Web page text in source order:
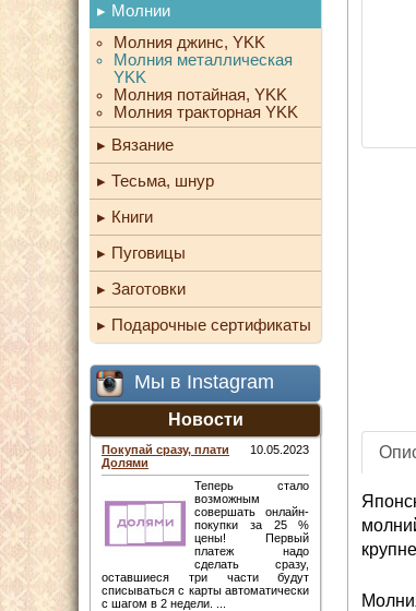
Молнии
Молния джинс, YKK
Молния металлическая
YKK
Молния потайная, YKK
Молния тракторная YKK
Вязание
Тесьма, шнур
Книги
Пуговицы
Заготовки
Подарочные сертификаты
Мы в Instagram
Новости
Покупай сразу, плати
Долями
10.05.2023
Теперь стало
возможным
совершать онлайн-
покупки за 25 %
цены! Первый
платеж надо
сделать сразу,
оставшиеся три части будут
списываться с карты автоматически
с шагом в 2 недели. ...